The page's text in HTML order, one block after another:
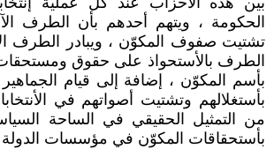
الحكومة ، ويتهم أحدهم بأن الطرف
تشتيت صفوف المكوّن ، ويبادر الطرف
الطرف بالأستحواذ على حقوق
بأسم المكوّن ، إضافة إلى قيام الجماهير
بأستغلالهم وتشتيت أصواتهم في
من التمثيل الحقيقي في الساحة
بأستحقاقات المكوّن في مؤسسات الدولة